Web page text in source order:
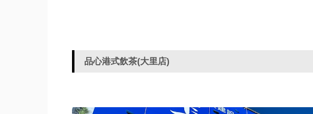
品心港式飲茶(大里店)